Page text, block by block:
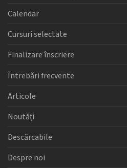
Calendar
Cursuri selectate
Finalizare înscriere
Întrebări frecvente
Articole
Noutăți
Descărcabile
Despre noi